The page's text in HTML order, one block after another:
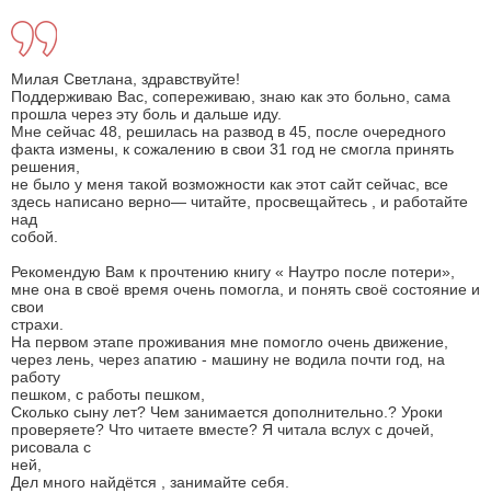
Милая Светлана, здравствуйте!
Поддерживаю Вас, сопереживаю, знаю как это больно, сама
прошла через эту боль и дальше иду.
Мне сейчас 48, решилась на развод в 45, после очередного
факта измены, к сожалению в свои 31 год не смогла принять
решения,
не было у меня такой возможности как этот сайт сейчас, все
здесь написано верно— читайте, просвещайтесь , и работайте
над
собой.
Рекомендую Вам к прочтению книгу « Наутро после потери»,
мне она в своё время очень помогла, и понять своё состояние и
свои
страхи.
На первом этапе проживания мне помогло очень движение,
через лень, через апатию - машину не водила почти год, на
работу
пешком, с работы пешком,
Сколько сыну лет? Чем занимается дополнительно.? Уроки
проверяете? Что читаете вместе? Я читала вслух с дочей,
рисовала с
ней,
Дел много найдётся , занимайте себя.